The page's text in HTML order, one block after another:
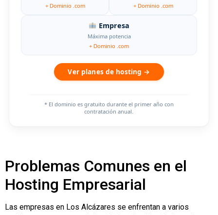
+ Dominio .com
+ Dominio .com
Empresa
Máxima potencia
+ Dominio .com
Ver planes de hosting →
* El dominio es gratuito durante el primer año con
contratación anual.
Problemas Comunes en el
Hosting Empresarial
Las empresas en Los Alcázares se enfrentan a varios